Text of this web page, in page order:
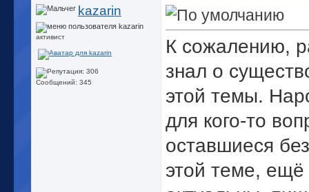
kazarin
активист
Сообщений: 345
К сожалению,
знал о
этой темы.
для кого-то
оставшиеся
этой теме, ещё